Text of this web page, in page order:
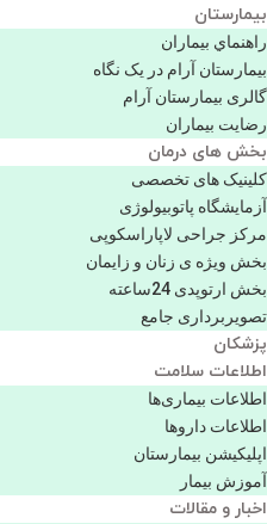
بيمارستان
راهنماي بیماران
بیمارستان آرام در یک نگاه
گالری بیمارستان آرام
رضایت بیماران
بخش های درمان
کلینیک های تخصصی
آزمایشگاه پاتوبیولوژی
مرکز جراحی لاپاراسکوپی
بخش ویژه ی زنان و زایمان
بخش ارتوپدی 24ساعته
تصویربرداری جامع
پزشكان
اطلاعات سلامت
اطلاعات بیماری‌ها
اطلاعات دارو‌ها
اپليكيشن بيمارستان
آموزش بیمار
اخبار و مقالات